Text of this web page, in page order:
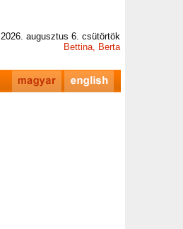
2026. augusztus 6. csütörtök
Bettina, Berta